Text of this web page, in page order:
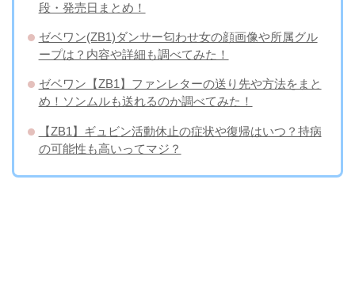
段・発売日まとめ！
ゼベワン(ZB1)ダンサー匂わせ女の顔画像や所属グル
ープは？内容や詳細も調べてみた！
ゼベワン【ZB1】ファンレターの送り先や方法をまと
め！ソンムルも送れるのか調べてみた！
【ZB1】ギュビン活動休止の症状や復帰はいつ？持病
の可能性も高いってマジ？